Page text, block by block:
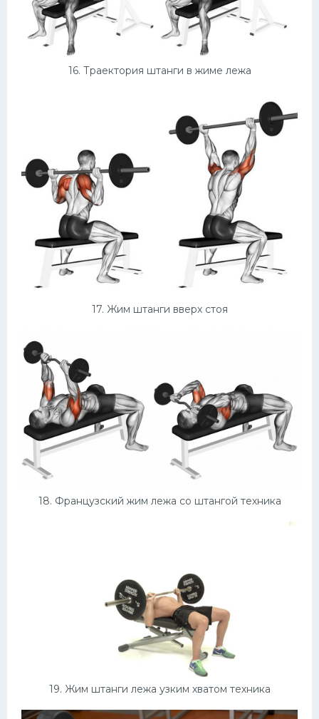
16. Траектория штанги в жиме лежа
17. Жим штанги вверх стоя
18. Французский жим лежа со штангой техника
19. Жим штанги лежа узким хватом техника